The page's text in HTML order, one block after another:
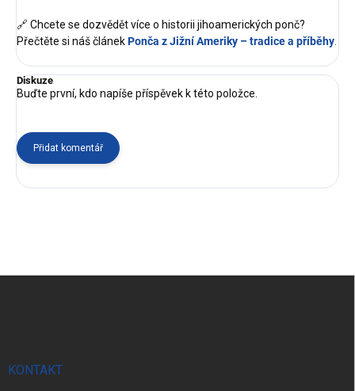
🔗 Chcete se dozvědět více o historii jihoamerických ponč?
Přečtěte si náš článekPonča z Jižní Ameriky – tradice a příběhy.
Diskuze
Buďte první, kdo napíše příspěvek k této položce.
Přidat komentář
KONTAKT